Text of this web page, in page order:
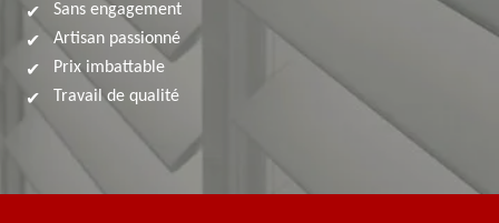
Sans engagement
Artisan passionné
Prix imbattable
Travail de qualité